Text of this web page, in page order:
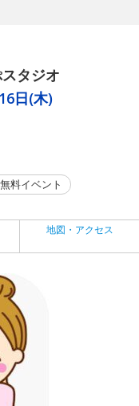
タジオ
日(木)
無料イベント
地図・アクセス